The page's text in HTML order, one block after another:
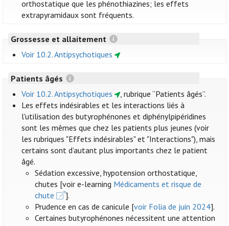
orthostatique que les phénothiazines; les effets
extrapyramidaux sont fréquents.
Grossesse et allaitement
Voir 10.2. Antipsychotiques
Patients âgés
Voir 10.2. Antipsychotiques
, rubrique “Patients âgés”.
Les effets indésirables et les interactions liés à
l'utilisation des butyrophénones et diphénylpipéridines
sont les mêmes que chez les patients plus jeunes (voir
les rubriques "Effets indésirables" et "Interactions"), mais
certains sont d’autant plus importants chez le patient
âgé.
Sédation excessive, hypotension orthostatique,
chutes [voir e-learning Médicaments et risque de
chute
].
Prudence en cas de canicule [voir Folia de juin 2024].
Certaines butyrophénones nécessitent une attention